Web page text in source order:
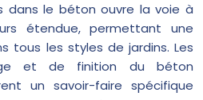
dans le béton ouvre la voie à
étendue, permettant une
tous les styles de jardins. Les
et de finition du béton
un savoir-faire spécifique